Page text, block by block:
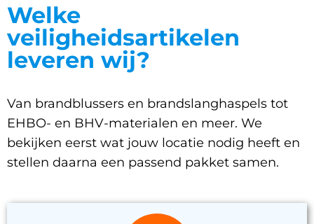
Welke
veiligheidsartikelen
leveren wij?
Van brandblussers en brandslanghaspels tot
EHBO- en BHV-materialen en meer. We
bekijken eerst wat jouw locatie nodig heeft en
stellen daarna een passend pakket samen.